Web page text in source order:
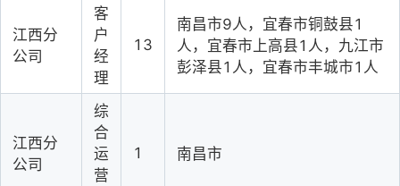
江西分
公司
客
户
经
理
13
南昌市9人，宜春市铜鼓县1
人，宜春市上高县1人，九江市
彭泽县1人，宜春市丰城市1人
江西分
公司
综
合
运
营
1 南昌市